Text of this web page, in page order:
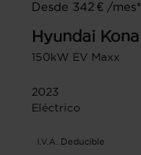
Desde 342 € /mes*
Hyundai Kona
150kW EV Maxx
2023
Eléctrico
I.V.A. Deducible